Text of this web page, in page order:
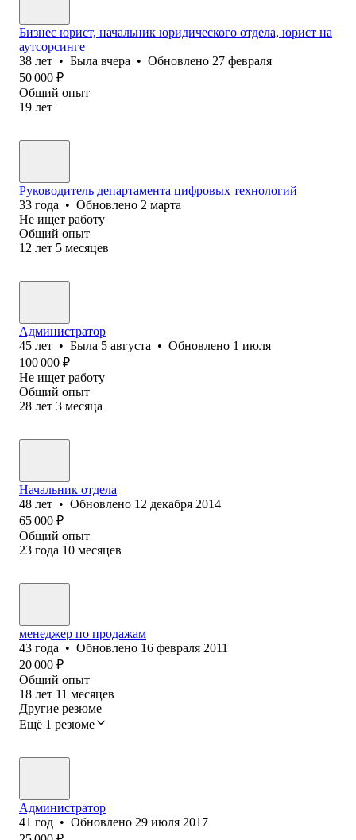
Бизнес юрист, начальник юридического отдела, юрист на
аутсорсинге
38 лет • Была вчера • Обновлено 27 февраля
50 000 ₽
Общий опыт
19 лет
Руководитель департамента цифровых технологий
33 года • Обновлено 2 марта
Не ищет работу
Общий опыт
12 лет 5 месяцев
Администратор
45 лет • Была 5 августа • Обновлено 1 июля
100 000 ₽
Не ищет работу
Общий опыт
28 лет 3 месяца
Начальник отдела
48 лет • Обновлено 12 декабря 2014
65 000 ₽
Общий опыт
23 года 10 месяцев
менеджер по продажам
43 года • Обновлено 16 февраля 2011
20 000 ₽
Общий опыт
18 лет 11 месяцев
Другие резюме
Ещё 1 резюме
Администратор
41 год • Обновлено 29 июля 2017